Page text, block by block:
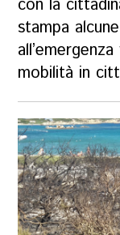
con la
stampa
mobilità in